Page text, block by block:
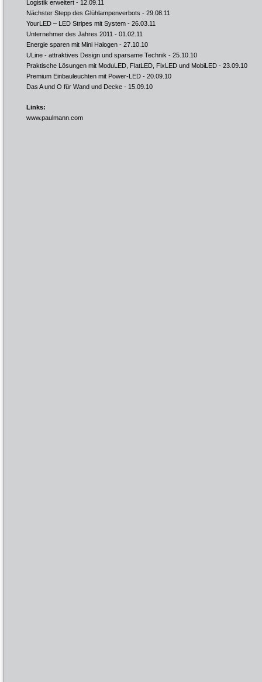
Logistik erweitert - 12.09.11
Nächster Stepp des Glühlampenverbots - 29.08.11
YourLED – LED Stripes mit System - 26.03.11
Unternehmer des Jahres 2011 - 01.02.11
Energie sparen mit Mini Halogen - 27.10.10
ULine - attraktives Design und sparsame Technik - 25.10.10
Praktische Lösungen mit ModuLED, FlatLED, FixLED und MobiLED - 23.09.10
Premium Einbauleuchten mit Power-LED - 20.09.10
Das A und O für Wand und Decke - 15.09.10
Links:
www.paulmann.com